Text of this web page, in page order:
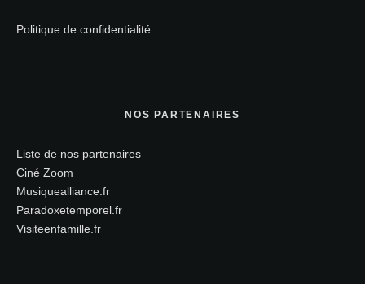
Politique de confidentialité
NOS PARTENAIRES
Liste de nos partenaires
Ciné Zoom
Musiquealliance.fr
Paradoxetemporel.fr
Visiteenfamille.fr